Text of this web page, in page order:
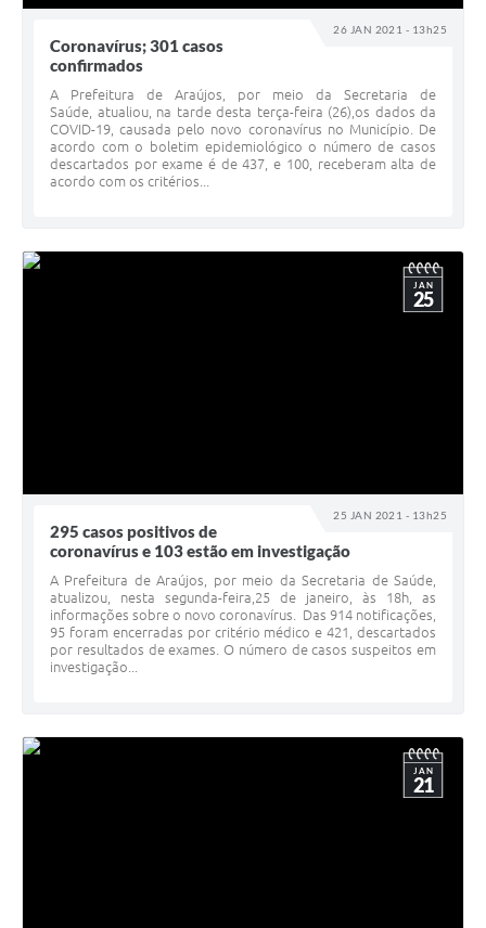
Galeria de Fotos
Contratos
Ouvidoria
Contas Públicas
Serviços Online
Telefones Úteis
Emprega
26 JAN 2021 - 13h25
Coronavírus; 301 casos
confirmados
A Prefeitura de Araújos, por meio da Secretaria de
Saúde, atualiou, na tarde desta terça-feira (26),os dados da
COVID-19, causada pelo novo coronavírus no Município. De
acordo com o boletim epidemiológico o número de casos
descartados por exame é de 437, e 100, receberam alta de
acordo com os critérios...
25 JAN 2021 - 13h25
JAN
25
295 casos positivos de
coronavírus e 103 estão em investigação
A Prefeitura de Araújos, por meio da Secretaria de Saúde,
atualizou, nesta segunda-feira,25 de janeiro, às 18h, as
informações sobre o novo coronavírus. Das 914 notificações,
95 foram encerradas por critério médico e 421, descartados
por resultados de exames. O número de casos suspeitos em
investigação...
JAN
21